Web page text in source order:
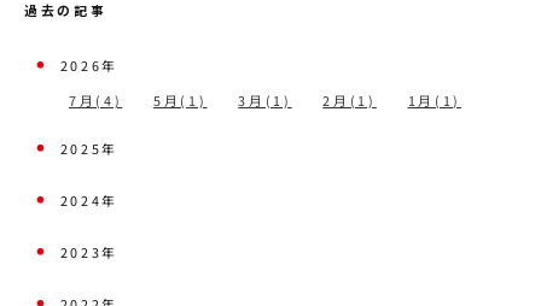
過去の記事
2026年
7月(4)
5月(1) 3月(1) 2月(1) 1月(1)
2025年
2024年
2023年